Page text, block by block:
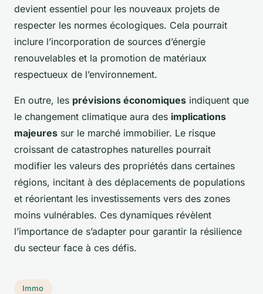
devient essentiel pour les nouveaux projets de
respecter les normes écologiques. Cela pourrait
inclure l’incorporation de sources d’énergie
renouvelables et la promotion de matériaux
respectueux de l’environnement.
En outre, les prévisions économiques indiquent que
le changement climatique aura des implications
majeures sur le marché immobilier. Le risque
croissant de catastrophes naturelles pourrait
modifier les valeurs des propriétés dans certaines
régions, incitant à des déplacements de populations
et réorientant les investissements vers des zones
moins vulnérables. Ces dynamiques révèlent
l’importance de s’adapter pour garantir la résilience
du secteur face à ces défis.
Immo